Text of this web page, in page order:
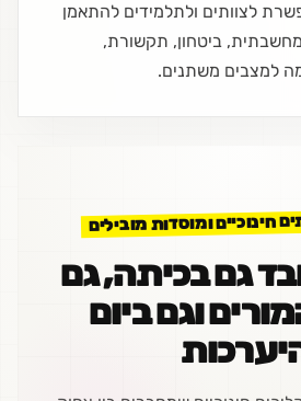
לצוותים ולתלמידים להתאמן
ביטחון, תקשורת,
למצבים משתנים.
חינוכיים ומוסדות מובילים
גם בכיתה, גם
וגם ביום